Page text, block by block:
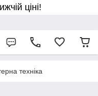
ціні!
техніка